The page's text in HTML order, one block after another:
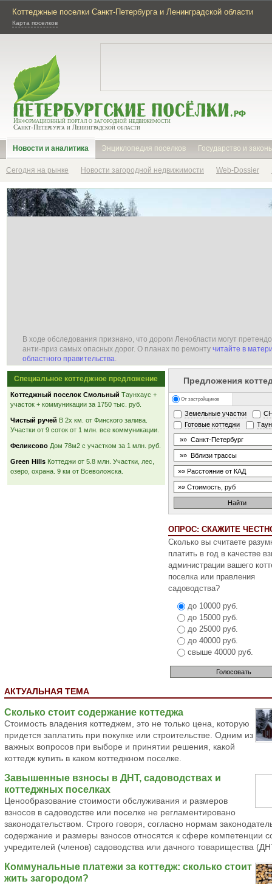
Коттеджные поселки Санкт-Петербурга и Ленинградской области
Карта поселков
Информационный портал о загородной недвижимости
Санкт-Петербурга и Ленинградской области
Новости и аналитика Энциклопедия поселков Государство и
Сегодня на рынке Новости загородной недвижимости Web-Dossier
В ходе обследования признано, что дороги Ленобласти могут
анти-приз самых опасных дорог. О планах по ремонту читайте в
областного правительства.
Специальное коттеджное предложение
Коттеджный поселок Смольный Таунхаус +
участок + коммуникации за 1750 тыс. руб.
Чистый ручей В 2х км. от Финского залива.
Участки от 9 соток от 1 млн. все коммуникации.
Феликсово Дом 78м2 с участком за 1 млн. руб.
Green Hills Коттеджи от 5.8 млн. Участки, лес,
озеро, охрана. 9 км от Всеволожска.
Предложения
От застройщиков
Земельные участки
Готовые коттеджи
ОПРОС: СКАЖИТЕ
Сколько вы считаете
платить в год в качестве
администрации вашего
поселка или правления
садоводства?
до 10000 руб.
до 15000 руб.
до 25000 руб.
до 40000 руб.
свыше 40000 руб.
АКТУАЛЬНАЯ ТЕМА
Сколько стоит содержание коттеджа
Стоимость владения коттеджем, это не только цена, которую
придется заплатить при покупке или строительстве. Одним из
важных вопросов при выборе и принятии решения, какой
коттедж купить в каком коттеджном поселке.
Завышенные взносы в ДНТ, садоводствах и
коттеджных поселках
Ценообразование стоимости обслуживания и размеров
взносов в садоводстве или поселке не регламентировано
законодательством. Строго говоря, согласно нормам
содержание и размеры взносов относятся к сфере компетенции
учредителей (членов) садоводства или дачного товарищества
Коммунальные платежи за коттедж: сколько стоит
жить загородом?